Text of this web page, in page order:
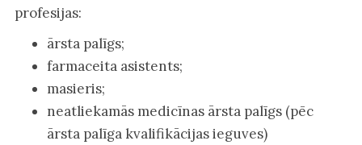
profesijas:
ārsta palīgs;
farmaceita asistents;
masieris;
neatliekamās medicīnas ārsta palīgs (pēc
ārsta palīga kvalifikācijas ieguves)